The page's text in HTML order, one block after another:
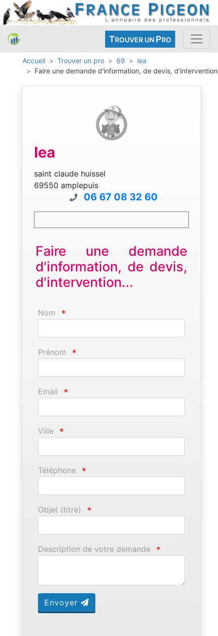
TROUVER UN PRO
Accueil Trouver un pro 69
lea
Faire une demande d'information, de devis, d'intervention
lea
saint claude huissel
69550 amplepuis
06 67 08 32 60
Faire une demande
d'information, de devis,
d'intervention...
Nom *
Prénom *
Email *
Ville *
Téléphone *
Objet (titre) *
Description de votre demande *
Envoyer